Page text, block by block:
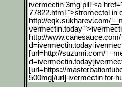
ivermectin 3mg pill <a
77822.html ">stromectol in
http://eqk.sukharev.com/
vermectin.today
http://www.canesauce.com/
d=ivermectin.today
[url=http://suzumi.com/__
[url=https://
500mg[/url] ivermectin for